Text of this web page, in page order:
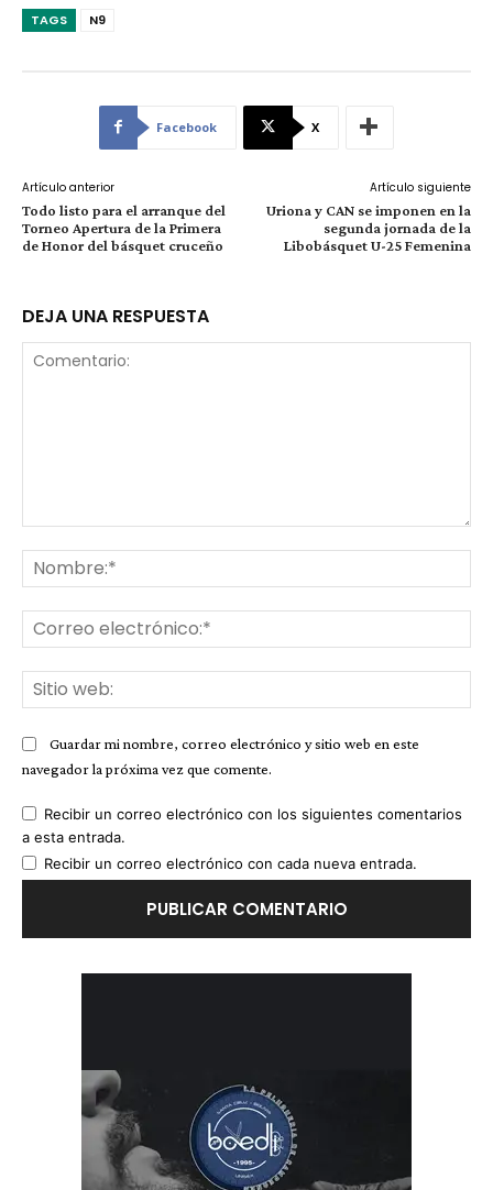
TAGS N9
Facebook X
Artículo anterior
Todo listo para el arranque del
Torneo Apertura de la Primera
de Honor del básquet cruceño
Artículo siguiente
Uriona y CAN se imponen en la
segunda jornada de la
Libobásquet U-25 Femenina
DEJA UNA RESPUESTA
Guardar mi nombre, correo electrónico y sitio web en este
navegador la próxima vez que comente.
Recibir un correo electrónico con los siguientes comentarios
a esta entrada.
Recibir un correo electrónico con cada nueva entrada.